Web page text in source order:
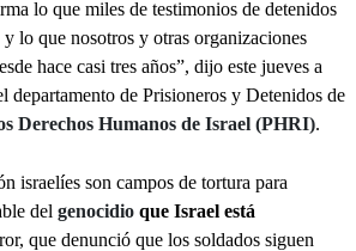
lo que miles de testimonios de detenidos
lo que nosotros y otras organizaciones
hace casi tres años”, dijo este jueves a
departamento de Prisioneros y Detenidos de
Derechos Humanos de Israel (PHRI).
israelíes son campos de tortura para
del genocidio que Israel está
que denunció que los soldados siguen